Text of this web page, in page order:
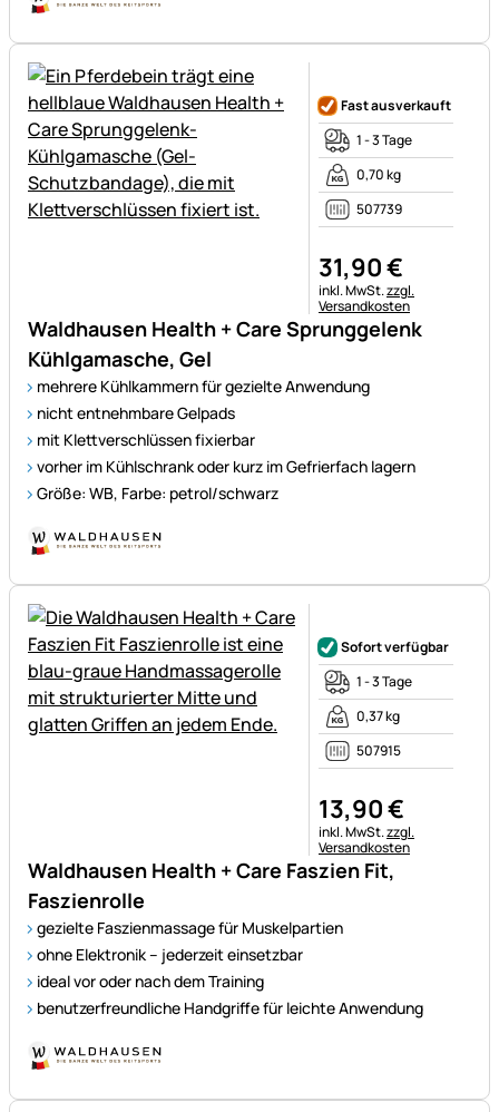
Waldhausen Health + Care Sprunggelenk
Kühlgamasche, Gel
mehrere Kühlkammern für gezielte Anwendung
nicht entnehmbare Gelpads
mit Klettverschlüssen fixierbar
vorher im Kühlschrank oder kurz im Gefrierfach lagern
Größe: WB, Farbe: petrol/schwarz
Fast ausverkauft
1 - 3 Tage
0,70 kg
507739
31,90€
Steuerhinweis:
inkl. MwSt.zzgl.
Versandkosten
Waldhausen Health + Care Faszien Fit,
Faszienrolle
gezielte Faszienmassage für Muskelpartien
ohne Elektronik – jederzeit einsetzbar
ideal vor oder nach dem Training
benutzerfreundliche Handgriffe für leichte Anwendung
Sofort verfügbar
1 - 3 Tage
0,37 kg
507915
13,90€
Steuerhinweis:
inkl. MwSt.zzgl.
Versandkosten